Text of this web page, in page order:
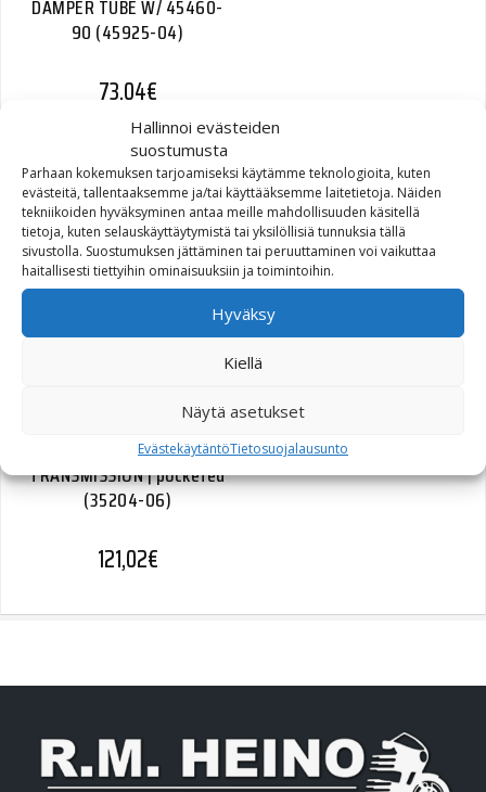
Hallinnoi evästeiden
suostumusta
Parhaan kokemuksen tarjoamiseksi käytämme teknologioita, kuten
evästeitä, tallentaaksemme ja/tai käyttääksemme laitetietoja. Näiden
tekniikoiden hyväksyminen antaa meille mahdollisuuden käsitellä
tietoja, kuten selauskäyttäytymistä tai yksilöllisiä tunnuksia tällä
sivustolla. Suostumuksen jättäminen tai peruuttaminen voi vaikuttaa
haitallisesti tiettyihin ominaisuuksiin ja toimintoihin.
Hyväksy
Kiellä
Näytä asetukset
EvästekäytäntöTietosuojalausunto
DAMPER TUBE W/ 45460-
90 (45925-04)
73,04€
COVER OIL COOLER
(26800092)
DOG RING, POCKETED,
TRANSMISSION | pocketed
(35204-06)
121,02€